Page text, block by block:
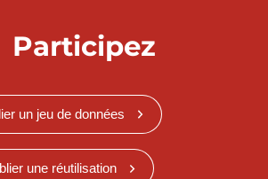
Participez
un jeu de données
une réutilisation